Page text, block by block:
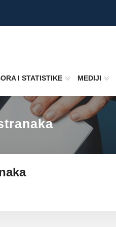
I STATISTIKE MEDIJI